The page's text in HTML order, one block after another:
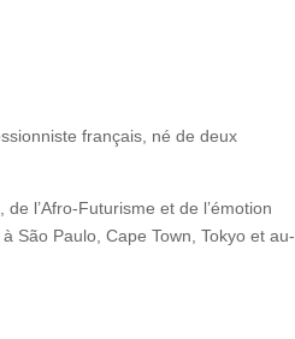
français, né de deux
l’Afro-Futurisme et de l’émotion
São Paulo, Cape Town, Tokyo et au-